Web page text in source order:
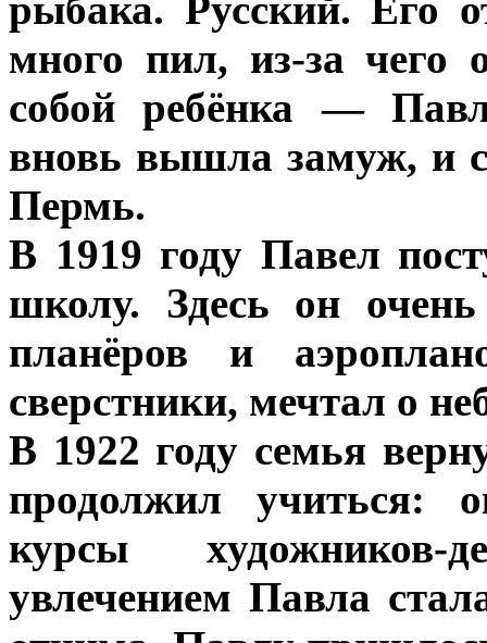
рыбака. Русский. Его
много пил, из-за чего
собой ребёнка —
вновь вышла замуж, и
Пермь.
В 1919 году Павел
школу. Здесь он очень
планёров и
сверстники, мечтал о
В 1922 году семья
продолжил учиться:
курсы
увлечением Павла